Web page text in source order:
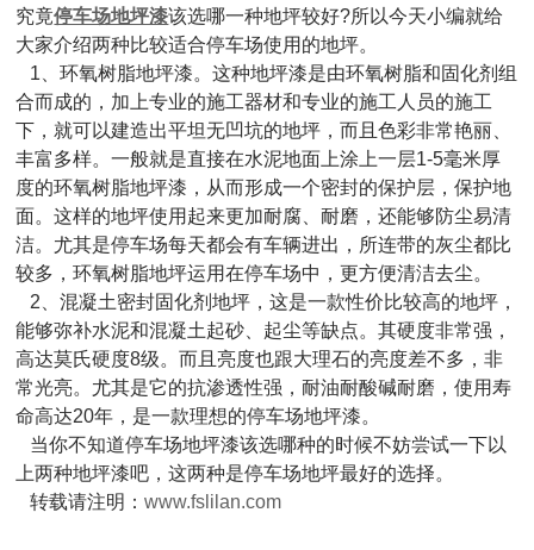
究竟停车场地坪漆该选哪一种地坪较好?所以今天小编就给
大家介绍两种比较适合停车场使用的地坪。
1、环氧树脂地坪漆。这种地坪漆是由环氧树脂和固化剂组
合而成的，加上专业的施工器材和专业的施工人员的施工
下，就可以建造出平坦无凹坑的地坪，而且色彩非常艳丽、
丰富多样。一般就是直接在水泥地面上涂上一层1-5毫米厚
度的环氧树脂地坪漆，从而形成一个密封的保护层，保护地
面。这样的地坪使用起来更加耐腐、耐磨，还能够防尘易清
洁。尤其是停车场每天都会有车辆进出，所连带的灰尘都比
较多，环氧树脂地坪运用在停车场中，更方便清洁去尘。
2、混凝土密封固化剂地坪，这是一款性价比较高的地坪，
能够弥补水泥和混凝土起砂、起尘等缺点。其硬度非常强，
高达莫氏硬度8级。而且亮度也跟大理石的亮度差不多，非
常光亮。尤其是它的抗渗透性强，耐油耐酸碱耐磨，使用寿
命高达20年，是一款理想的停车场地坪漆。
当你不知道停车场地坪漆该选哪种的时候不妨尝试一下以
上两种地坪漆吧，这两种是停车场地坪最好的选择。
转载请注明：www.fslilan.com